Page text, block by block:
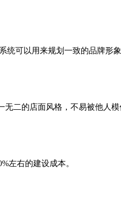
可以用来规划一致的品牌形象
二的店面风格，不易被他人模
左右的建设成本。